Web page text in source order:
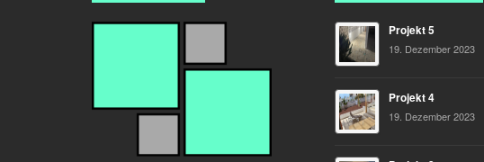
Projekt 5
19. Dezember 2023
Projekt 4
19. Dezember 2023